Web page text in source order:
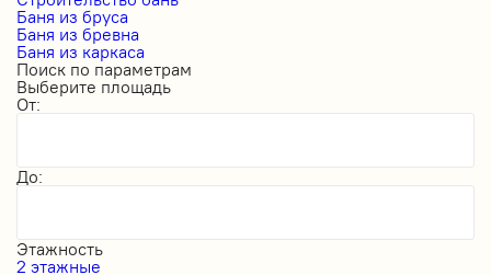
Баня из бруса
Баня из бревна
Баня из каркаса
Поиск по параметрам
Выберите площадь
От:
До:
Этажность
2 этажные